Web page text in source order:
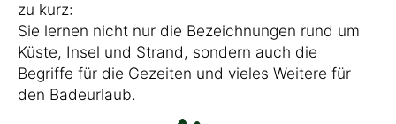
zu kurz:
Sie lernen nicht nur die Bezeichnungen rund um
Küste, Insel und Strand, sondern auch die
Begriffe für die Gezeiten und vieles Weitere für
den Badeurlaub.